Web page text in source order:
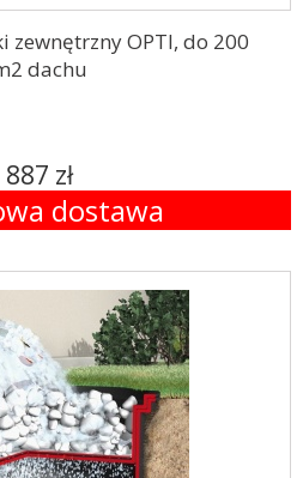
zewnętrzny OPTI, do 200
dachu
887 zł
dostawa